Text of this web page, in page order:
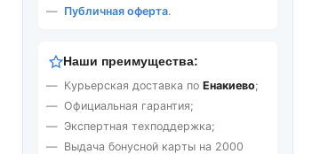
Публичная оферта.
Наши преимущества:
Курьерская доставка по Енакиево;
Официальная гарантия;
Экспертная техподдержка;
Выдача бонусной карты на 2000